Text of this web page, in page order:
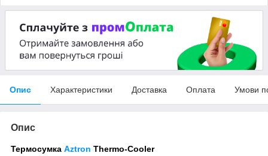
Опис Характеристики Доставка Оплата Умови
Опис
Термосумка Aztron Thermo-Cooler